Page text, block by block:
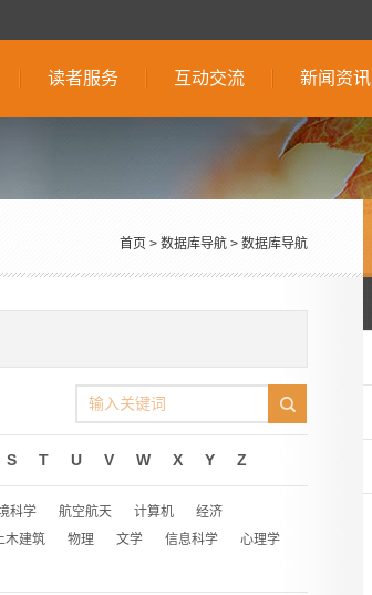
读者服务 互动交流 新闻资讯
首页 > 数据库导航 > 数据库导航
S T U V W X Y Z
科学 航空航天 计算机
经济
木建筑 物理 文学 信息科学
心理学